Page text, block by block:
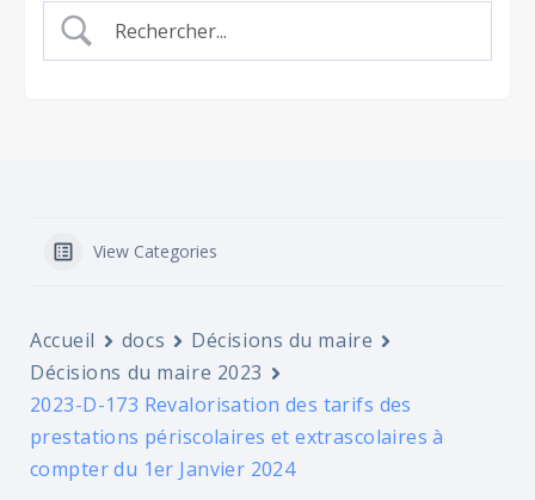
View Categories
Accueil docs
Décisions du maire
Décisions du maire 2023
2023-D-173 Revalorisation des tarifs des
prestations périscolaires et extrascolaires à
compter du 1er Janvier 2024